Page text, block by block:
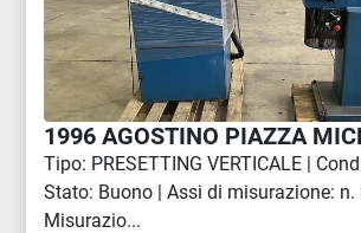
1996 AGOSTINO PIAZZA
Tipo: PRESETTING VERTICALE |
Stato: Buono | Assi di misurazione: n.
Misurazio...